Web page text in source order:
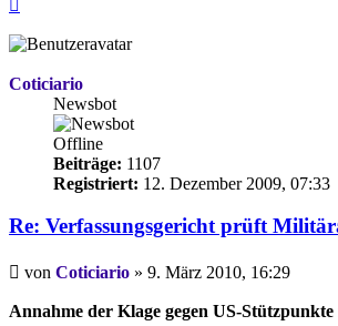
Coticiario
Newsbot
Offline
Beiträge: 1107
Registriert: 12. Dezember 2009, 07:33
Re: Verfassungsgericht prüft
Beitrag
von Coticiario » 9. März 2010, 16:29
Annahme der Klage gegen US-